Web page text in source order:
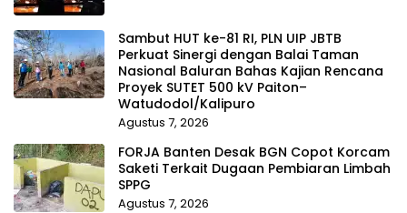
Sambut HUT ke-81 RI, PLN UIP JBTB
Perkuat Sinergi dengan Balai Taman
Nasional Baluran Bahas Kajian Rencana
Proyek SUTET 500 kV Paiton–
Watudodol/Kalipuro
Agustus 7, 2026
FORJA Banten Desak BGN Copot Korcam
Saketi Terkait Dugaan Pembiaran Limbah
SPPG
Agustus 7, 2026